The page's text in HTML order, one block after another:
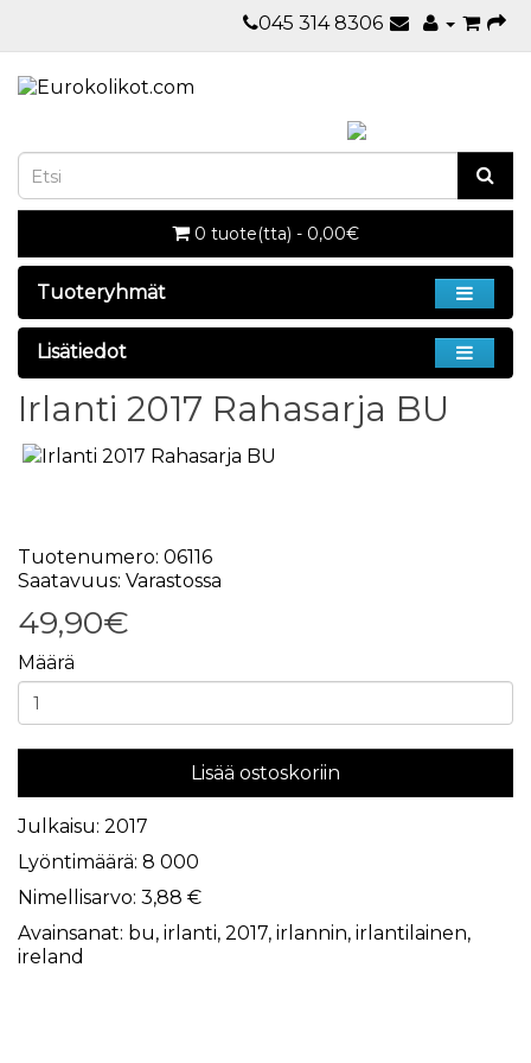
045 314 8306
0 tuote(tta) - 0,00€
Tuoteryhmät
Lisätiedot
Irlanti 2017 Rahasarja BU
Tuotenumero: 06116
Saatavuus: Varastossa
49,90€
Määrä
Lisää ostoskoriin
Julkaisu: 2017
Lyöntimäärä: 8 000
Nimellisarvo: 3,88 €
Avainsanat: bu, irlanti, 2017, irlannin, irlantilainen,
ireland